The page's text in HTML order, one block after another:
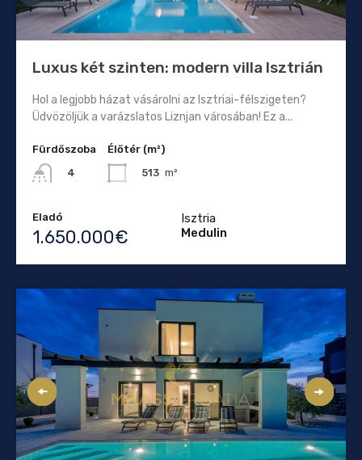
Luxus két szinten: modern villa Isztrián
Hol a legjobb házat vásárolni az Isztriai-félszigeten?
Üdvözöljük a varázslatos Liznjan városában! Ez a...
Fürdőszoba
4
Élőtér (m²)
513 m²
Eladó
1.650.000€
Isztria
Medulin